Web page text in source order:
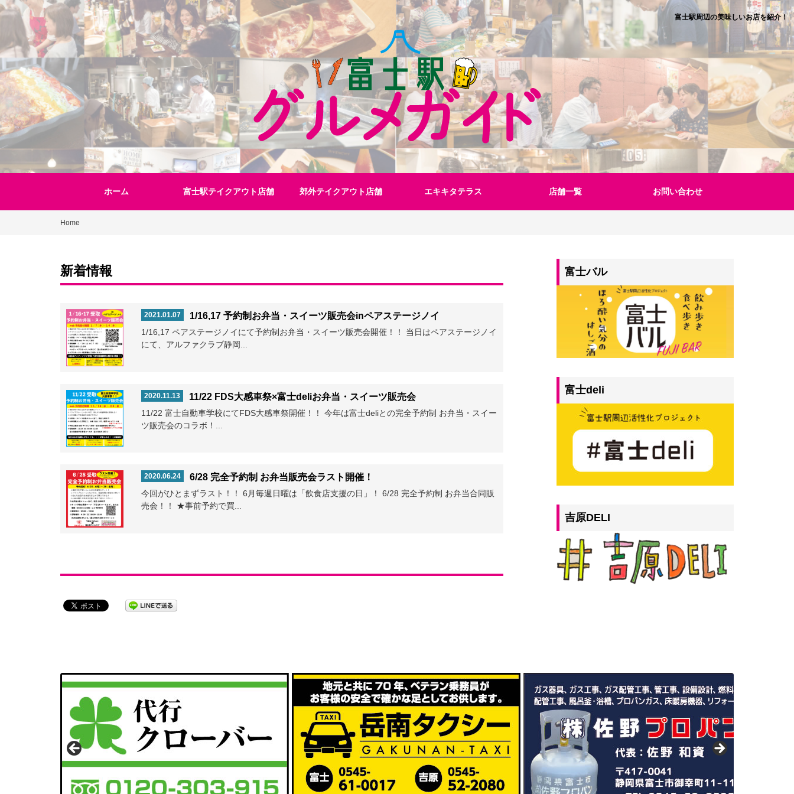
Skip
content
富士駅周辺の美味しいお店を紹介！
ホーム 富士駅テイクアウト店舗 郊外テイクアウト店舗 エキキタテラス 店舗一覧 お問い合わせ
Home
新着情報
2021.01.07 1/16,17 予約制お弁当・スイーツ販売会inペアステージノイ
1/16,17 ペアステージノイにて予約制お弁当・スイーツ販売会開催！！ 当日はペアステージノイ
にて、アルファクラブ静岡...
2020.11.13 11/22 FDS大感車祭×富士deliお弁当・スイーツ販売会
11/22 富士自動車学校にてFDS大感車祭開催！！ 今年は富士deliとの完全予約制 お弁当・スイー
ツ販売会のコラボ！...
2020.06.24 6/28 完全予約制 お弁当販売会ラスト開催！
今回がひとまずラスト！！ 6月毎週日曜は「飲食店支援の日」！ 6/28 完全予約制 お弁当合同販
売会！！ ★事前予約で買...
富士バル
富士deli
吉原DELI